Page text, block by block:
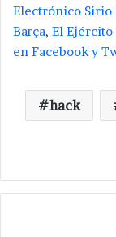
Electrónico Sirio
Barça, El Ejército
en Facebook y
hack